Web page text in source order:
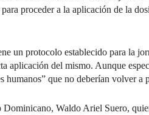
proceder a la aplicación de la
un protocolo establecido para la
aplicación del mismo. Aunque
humanos” que no deberían volver a
Waldo Ariel Suero,